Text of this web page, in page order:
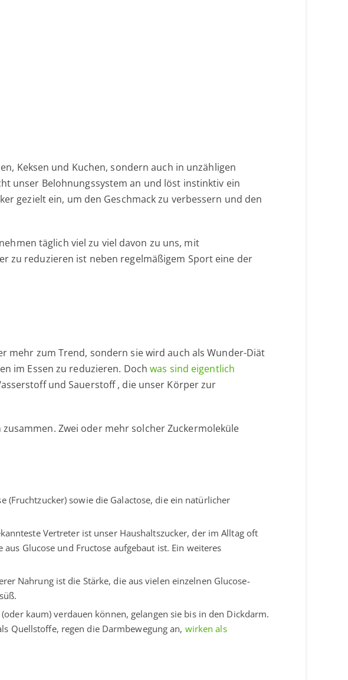
Keksen und Kuchen, sondern auch in unzähligen
unser Belohnungssystem an und löst instinktiv ein
gezielt ein, um den Geschmack zu verbessern und den
täglich viel zu viel davon zu uns, mit
zu reduzieren ist neben regelmäßigem Sport eine der
mehr zum Trend, sondern sie wird auch als Wunder-Diät
im Essen zu reduzieren. Dochwas sind eigentlich
und Sauerstoff , die unser Körper zur
Zwei oder mehr solcher Zuckermoleküle
(Fruchtzucker) sowie die Galactose, die ein natürlicher
Vertreter ist unser Haushaltszucker, der im Alltag oft
Glucose und Fructose aufgebaut ist. Ein weiteres
Nahrung ist die Stärke, die aus vielen einzelnen Glucose-
kaum) verdauen können, gelangen sie bis in den Dickdarm.
Quellstoffe, regen die Darmbewegung an, wirken als